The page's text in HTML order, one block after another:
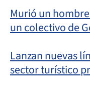
Murió un
un colectivo de
Lanzan nuevas
sector turístico